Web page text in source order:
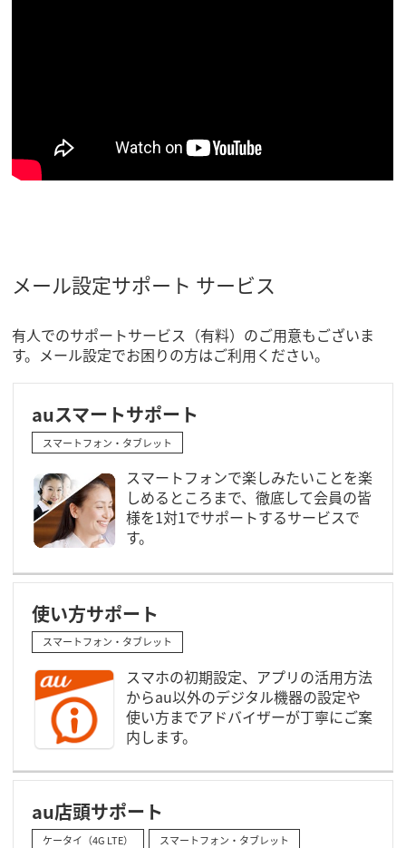
メール設定サポート サービス
有人でのサポートサービス（有料）のご用意もございま
す。メール設定でお困りの方はご利用ください。
auスマートサポート
スマートフォン・タブレット
スマートフォンで楽しみたいことを楽
しめるところまで、徹底して会員の皆
様を1対1でサポートするサービスで
す。
使い方サポート
スマートフォン・タブレット
スマホの初期設定、アプリの活用方法
からau以外のデジタル機器の設定や
使い方までアドバイザーが丁寧にご案
内します。
au店頭サポート
ケータイ（4G LTE） スマートフォン・タブレット